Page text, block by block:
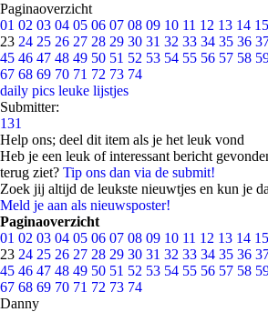
Paginaoverzicht
01 02 03 04 05 06 07 08 09 10 11 12 13 14 15
23 24 25 26 27 28 29 30 31 32 33 34 35 36
45 46 47 48 49 50 51 52 53 54 55 56 57 58
67 68 69 70 71 72 73 74
daily pics leuke lijstjes
Submitter:
131
Help ons; deel dit item als je het leuk vond
Heb je een leuk of interessant bericht
terug ziet? Tip ons dan via de submit!
Zoek jij altijd de leukste nieuwtjes en kun je
Meld je aan als nieuwsposter!
Paginaoverzicht
01 02 03 04 05 06 07 08 09 10 11 12 13 14 15
23 24 25 26 27 28 29 30 31 32 33 34 35 36
45 46 47 48 49 50 51 52 53 54 55 56 57 58
67 68 69 70 71 72 73 74
Danny